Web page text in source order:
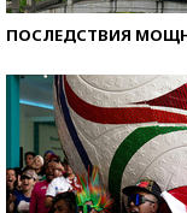
ПОСЛЕДСТВИЯ